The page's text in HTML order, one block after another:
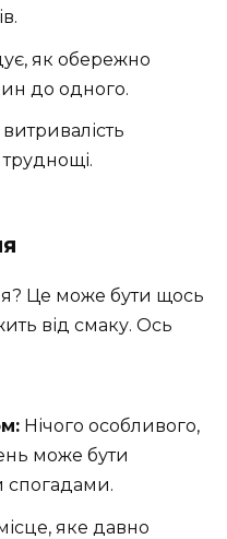
як обережно
до одного.
Це може бути щось
від смаку. Ось
Нічого особливого,
може бути
спогадами.
яке давно